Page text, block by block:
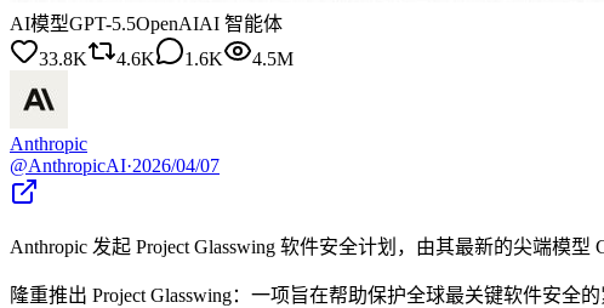
AI模型GPT-5.5OpenAIAI 智能体
33.8K
4.6K 1.6K 4.5M
Anthropic
@AnthropicAI·2026/04/07
Anthropic 发起 Project Glasswing 软件安全计划，由其最新的尖端模型
隆重推出 Project Glasswing：一项旨在帮助保护全球最关键软件安全